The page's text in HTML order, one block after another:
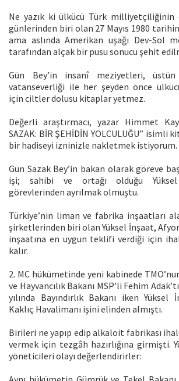
Ne yazık ki ülkücü Türk milliyetçiliğinin
günlerinden biri olan 27 Mayıs 1980
ama aslında Amerikan uşağı Dev-Sol
tarafından alçak bir pusu sonucu şehit
Gün Bey’in insanî meziyetleri, üstün
vatanseverliği ile her şeyden önce
için ciltler dolusu kitaplar yetmez.
Değerli araştırmacı, yazar Himmet
SAZAK: BİR ŞEHİDİN YOLCULUĞU” isimli
bir hadiseyi izninizle nakletmek istiyorum.
Gün Sazak Bey’in bakan olarak göreve
işi; sahibi ve ortağı olduğu Yüksel
görevlerinden ayrılmak olmuştu.
Türkiye’nin liman ve fabrika inşaatları
şirketlerinden biri olan Yüksel İnşaat,
inşaatına en uygun teklifi verdiği için
kalır.
2. MC hükümetinde yeni kabinede
ve Hayvancılık Bakanı MSP’li Fehim
yılında Bayındırlık Bakanı iken Yüksel
Kaklıç Havalimanı işini elinden almıştı.
Birileri ne yapıp edip alkaloit fabrikası
vermek için tezgâh hazırlığına girmişti.
yöneticileri olayı değerlendirirler: